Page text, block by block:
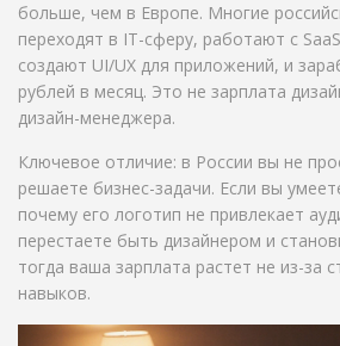
больше, чем в Европе. Многие
переходят в IT-сферу, работают с
создают UI/UX для приложений, и
рублей в месяц. Это не зарплата
дизайн-менеджера.
Ключевое отличие: в России вы не
решаете бизнес-задачи. Если вы
почему его логотип не привлекает
перестаете быть дизайнером и
тогда ваша зарплата растет не из-за
навыков.